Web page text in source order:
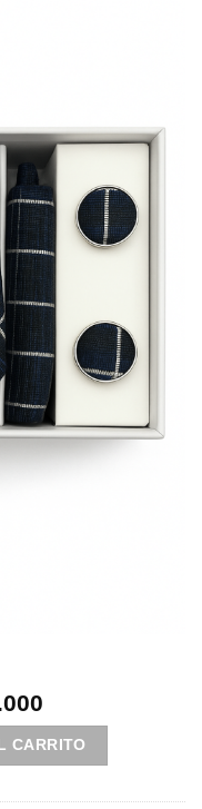
precio
actual
es:
$52.000.
cantidad
CARRITO